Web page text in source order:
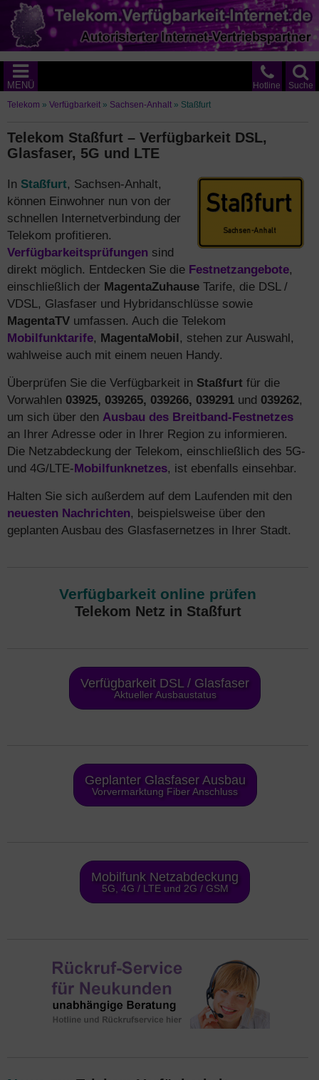
Suche
Hotline
MENÜ
Telekom » Verfügbarkeit » Sachsen-Anhalt » Staßfurt
Telekom Staßfurt – Verfügbarkeit DSL,
Glasfaser, 5G und LTE
In Staßfurt, Sachsen-Anhalt,
können Einwohner nun von der
schnellen Internetverbindung der
Telekom profitieren.
Verfügbarkeitsprüfungen sind
direkt möglich. Entdecken Sie die Festnetzangebote,
einschließlich der MagentaZuhause Tarife, die DSL /
VDSL, Glasfaser und Hybridanschlüsse sowie
MagentaTV umfassen. Auch die Telekom
Mobilfunktarife, MagentaMobil, stehen zur Auswahl,
wahlweise auch mit einem neuen Handy.
Überprüfen Sie die Verfügbarkeit in Staßfurt für die
Vorwahlen 03925, 039265, 039266, 039291 und 039262,
um sich über den Ausbau des Breitband-Festnetzes
an Ihrer Adresse oder in Ihrer Region zu informieren.
Die Netzabdeckung der Telekom, einschließlich des 5G-
und 4G/LTE-Mobilfunknetzes, ist ebenfalls einsehbar.
Halten Sie sich außerdem auf dem Laufenden mit den
neuesten Nachrichten, beispielsweise über den
geplanten Ausbau des Glasfasernetzes in Ihrer Stadt.
Verfügbarkeit online prüfen
Telekom Netz in Staßfurt
Verfügbarkeit DSL / Glasfaser
Aktueller Ausbaustatus
Geplanter Glasfaser Ausbau
Vorvermarktung Fiber Anschluss
Mobilfunk Netzabdeckung
5G, 4G / LTE und 2G / GSM